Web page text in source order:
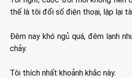
thế là tôi đổi số điện thoại, lập lại
Đêm nay khó ngủ quá, đêm lạnh
chảy.
Tôi thích nhất khoảnh khắc này.